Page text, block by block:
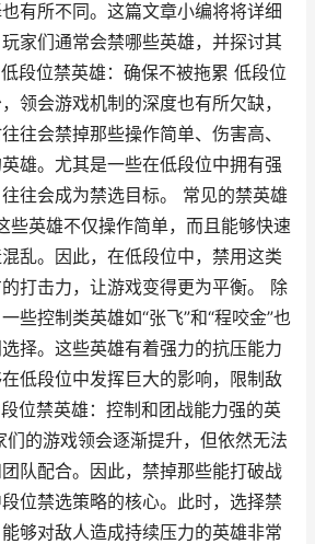
有所不同。这篇文章小编将将详细
家们通常会禁哪些英雄，并探讨其
段位禁英雄：确保不被拖累 低段位
领会游戏机制的深度也有所欠缺，
往会禁掉那些操作简单、伤害高、
雄。尤其是一些在低段位中拥有强
往会成为禁选目标。 常见的禁英雄
些英雄不仅操作简单，而且能够快速
乱。因此，在低段位中，禁用这类
打击力，让游戏变得更为平衡。 除
些控制类英雄如“张飞”和“程咬金”也
择。这些英雄有着强力的抗压能力
低段位中发挥巨大的影响，限制敌
位禁英雄：控制和团战能力强的英
的游戏领会逐渐提升，但依然无法
队配合。因此，禁掉那些能打破战
位禁选策略的核心。此时，选择禁
够对敌人造成持续压力的英雄非常